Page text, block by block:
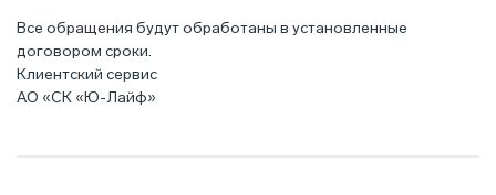
Все обращения будут обработаны в установленные
договором сроки.
Клиентский сервис
АО «СК «Ю-Лайф»